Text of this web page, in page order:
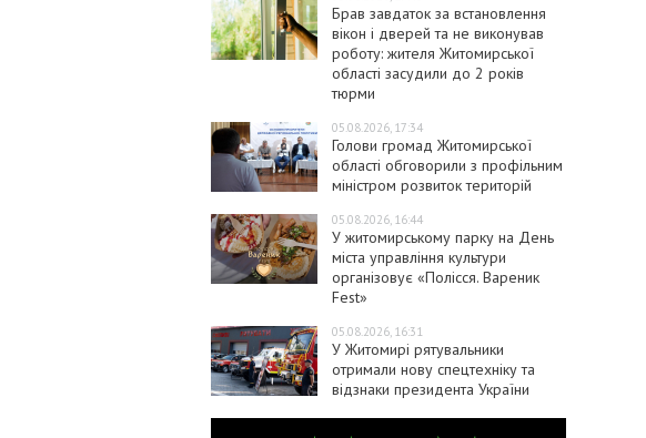
Брав завдаток за встановлення
вікон і дверей та не виконував
роботу: жителя Житомирської
області засудили до 2 років
тюрми
05.08.2026, 17:34
Голови громад Житомирської
області обговорили з профільним
міністром розвиток територій
05.08.2026, 16:44
У житомирському парку на День
міста управління культури
організовує «Полісся. Вареник
Fest»
05.08.2026, 16:31
У Житомирі рятувальники
отримали нову спецтехніку та
відзнаки президента України